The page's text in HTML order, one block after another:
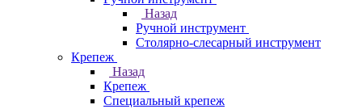
Назад
Ручной инструмент
Столярно-слесарный инструмент
Крепеж
Назад
Крепеж
Специальный крепеж